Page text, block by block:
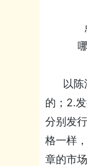
点
哪类
以陈浩
的；2.
分别发
格一样
章的市